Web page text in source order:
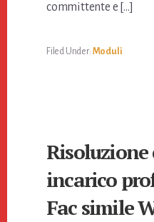
committente e […]
Filed Under: Moduli
Risoluzione
incarico
Fac simile